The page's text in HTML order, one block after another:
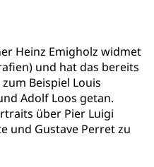
Heinz Emigholz widmet
und hat das bereits
Beispiel Louis
Adolf Loos getan.
über Pier Luigi
und Gustave Perret zu